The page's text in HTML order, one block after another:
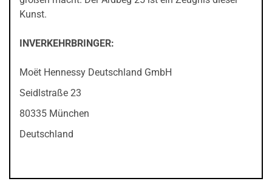
Kunst.
INVERKEHRBRINGER:
Moët Hennessy Deutschland GmbH
Seidlstraße 23
80335 München
Deutschland